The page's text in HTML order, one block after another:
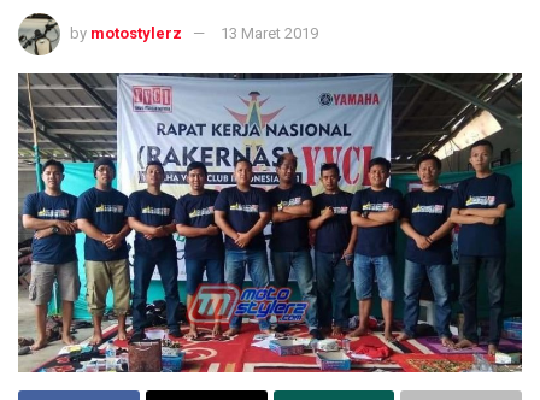
by motostylerz 13 Maret 2019